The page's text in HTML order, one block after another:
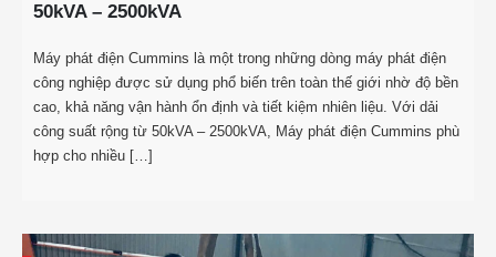
50kVA – 2500kVA
Máy phát điện Cummins là một trong những dòng máy phát điện
công nghiệp được sử dụng phổ biến trên toàn thế giới nhờ độ bền
cao, khả năng vận hành ổn định và tiết kiệm nhiên liệu. Với dải
công suất rộng từ 50kVA – 2500kVA, Máy phát điện Cummins phù
hợp cho nhiều […]